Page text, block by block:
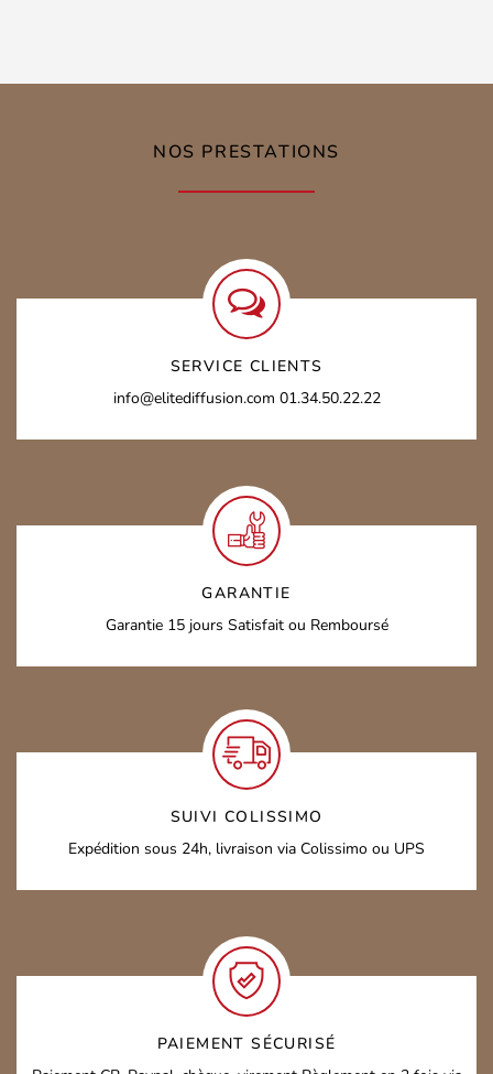
NOS PRESTATIONS
SERVICE CLIENTS
info@elitediffusion.com 01.34.50.22.22
GARANTIE
Garantie 15 jours Satisfait ou Remboursé
SUIVI COLISSIMO
Expédition sous 24h, livraison via Colissimo ou UPS
PAIEMENT SÉCURISÉ